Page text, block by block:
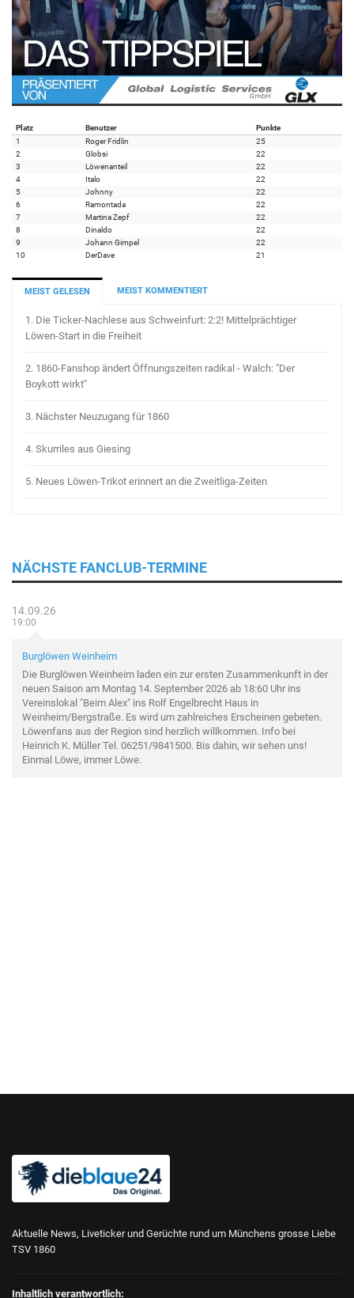
Platz Benutzer
Punkte
1
Roger Fridlin
25
2
Globsi
22
3
Löwenanteil
22
4
Italo
22
5
Johnny
22
6
Ramontada
22
7
Martina Zepf
22
8
Dinaldo
22
9
Johann Gimpel
22
10
DerDave 21
MEIST GELESEN MEIST KOMMENTIERT
1. Die Ticker-Nachlese aus Schweinfurt: 2:2! Mittelprächtiger
Löwen-Start in die Freiheit
2. 1860-Fanshop ändert Öffnungszeiten radikal - Walch: "Der
Boykott wirkt"
3. Nächster Neuzugang für 1860
4. Skurriles aus Giesing
5. Neues Löwen-Trikot erinnert an die Zweitliga-Zeiten
NÄCHSTE FANCLUB-TERMINE
14.09.26
19:00
Burglöwen Weinheim
Die Burglöwen Weinheim laden ein zur ersten Zusammenkunft in der
neuen Saison am Montag 14. September 2026 ab 18:60 Uhr ins
Vereinslokal "Beim Alex" ins Rolf Engelbrecht Haus in
Weinheim/Bergstraße. Es wird um zahlreiches Erscheinen gebeten.
Löwenfans aus der Region sind herzlich willkommen. Info bei
Heinrich K. Müller Tel. 06251/9841500. Bis dahin, wir sehen uns!
Einmal Löwe, immer Löwe.
Aktuelle News, Liveticker und Gerüchte rund um Münchens grosse Liebe
TSV 1860
Inhaltlich verantwortlich: